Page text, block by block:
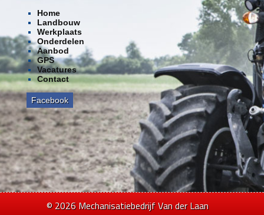
Home
Landbouw
Werkplaats
Onderdelen
Aanbod
GPS
Vacatures
Contact
Facebook
© 2026 Mechanisatiebedrijf Van der Laan